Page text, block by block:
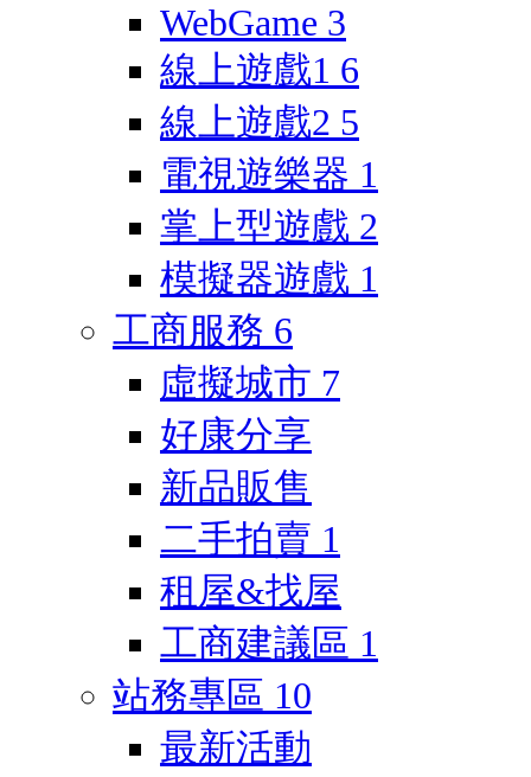
WebGame 3
線上遊戲1 6
線上遊戲2 5
電視遊樂器 1
掌上型遊戲 2
模擬器遊戲 1
工商服務 6
虛擬城市 7
好康分享
新品販售
二手拍賣 1
租屋&找屋
工商建議區 1
站務專區 10
最新活動